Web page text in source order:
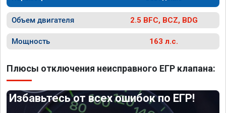
Объем двигателя 2.5 BFC, BCZ, BDG
Мощность 163 л.с.
Плюсы отключения неисправного ЕГР клапана:
Избавьтесь от всех ошибок по ЕГР!